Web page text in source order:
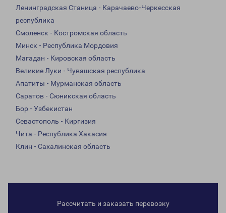
Ленинградская Станица - Карачаево-Черкесская
республика
Смоленск - Костромская область
Минск - Республика Мордовия
Магадан - Кировская область
Великие Луки - Чувашская республика
Апатиты - Мурманская область
Саратов - Сюникская область
Бор - Узбекистан
Севастополь - Киргизия
Чита - Республика Хакасия
Клин - Сахалинская область
Рассчитать и заказать перевозку